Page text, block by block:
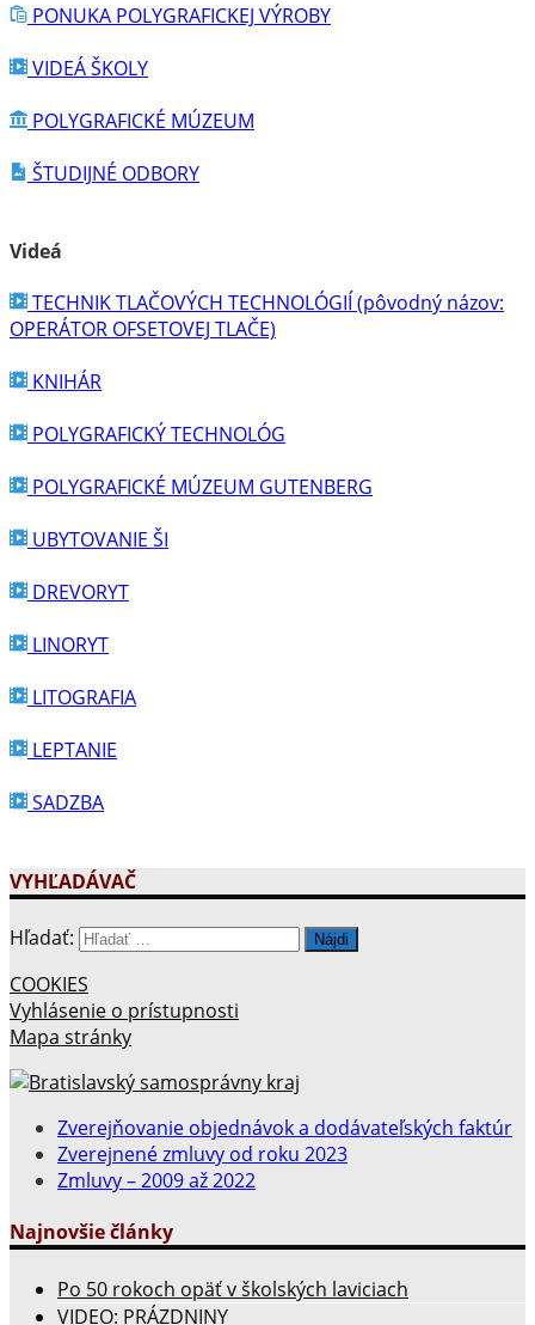
PONUKA POLYGRAFICKEJ VÝROBY
VIDEÁ ŠKOLY
POLYGRAFICKÉ MÚZEUM
ŠTUDIJNÉ ODBORY
Videá
TECHNIK TLAČOVÝCH TECHNOLÓGIÍ (pôvodný názov:
OPERÁTOR OFSETOVEJ TLAČE)
KNIHÁR
POLYGRAFICKÝ TECHNOLÓG
POLYGRAFICKÉ MÚZEUM GUTENBERG
UBYTOVANIE ŠI
DREVORYT
LINORYT
LITOGRAFIA
LEPTANIE
SADZBA
VYHĽADÁVAČ
Hľadať:
COOKIES
Vyhlásenie o prístupnosti
Mapa stránky
Zverejňovanie objednávok a dodávateľských faktúr
Zverejnené zmluvy od roku 2023
Zmluvy – 2009 až 2022
Najnovšie články
Po 50 rokoch opäť v školských laviciach
VIDEO: PRÁZDNINY